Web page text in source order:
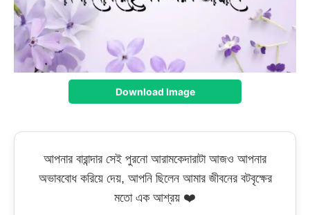
Download Image
আপনার বারান্দার সেই পুরনো আরামকেদারাটা আজও আপনার
অভাববোধ করিয়ে দেয়, আপনি ছিলেন আমার জীবনের বটবৃক্ষের
মতো এক আশ্রয় ❤️